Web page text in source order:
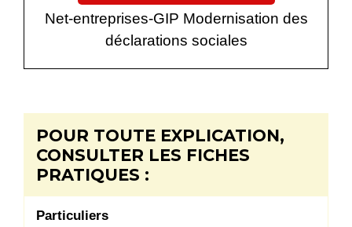
Net-entreprises-GIP Modernisation des
déclarations sociales
POUR TOUTE EXPLICATION,
CONSULTER LES FICHES
PRATIQUES :
Particuliers